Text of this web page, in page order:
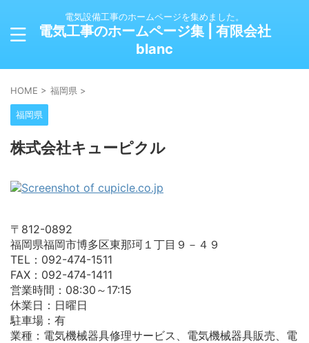
電気設備工事のホームページを集めました。
電気工事のホームページ集 | 有限会社
blanc
HOME > 福岡県 >
福岡県
株式会社キューピクル
〒812-0892
福岡県福岡市博多区東那珂１丁目９－４９
TEL：092-474-1511
FAX：092-474-1411
営業時間：08:30～17:15
休業日：日曜日
駐車場：有
業種：電気機械器具修理サービス、電気機械器具販売、電